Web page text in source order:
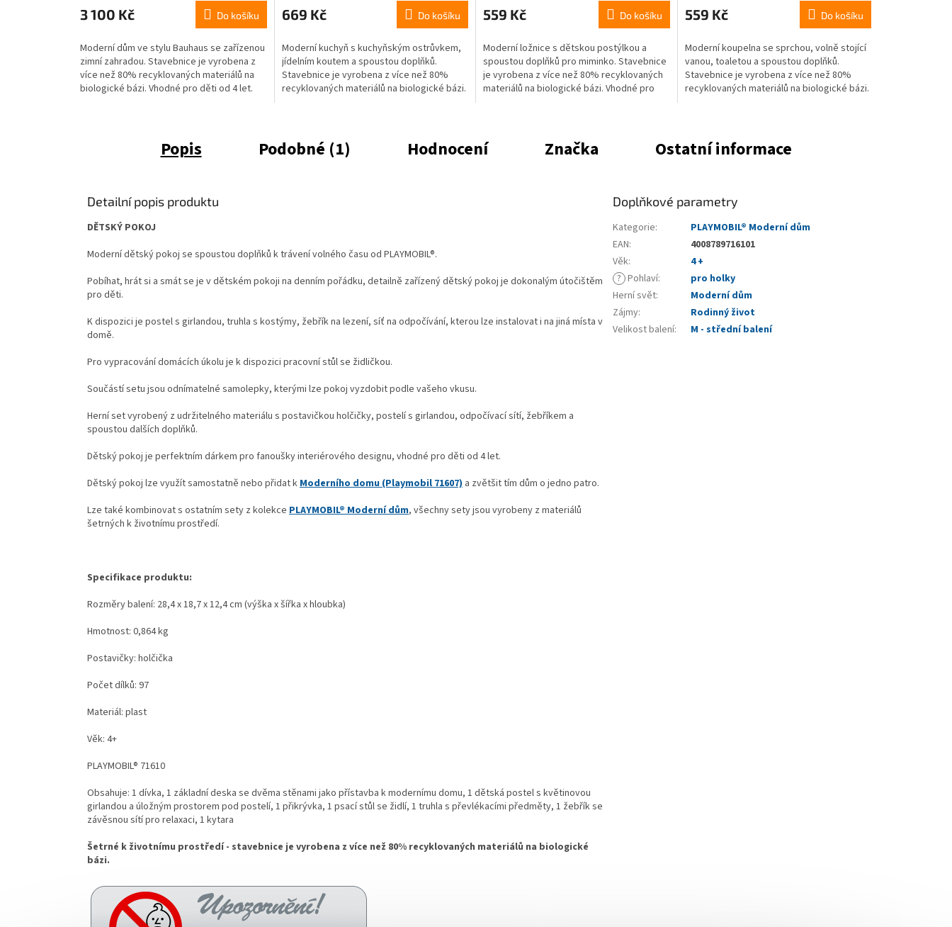
3 100 Kč Do košíku
Moderní dům ve stylu Bauhaus se zařízenou
zimní zahradou. Stavebnice je vyrobena z
více než 80% recyklovaných materiálů na
biologické bázi. Vhodné pro děti od 4 let.
669 Kč Do košíku
Moderní kuchyň s kuchyňským ostrůvkem,
jídelním koutem a spoustou doplňků.
Stavebnice je vyrobena z více než 80%
recyklovaných materiálů na biologické bázi.
559 Kč Do košíku
Moderní ložnice s dětskou postýlkou a
spoustou doplňků pro miminko. Stavebnice
je vyrobena z více než 80% recyklovaných
materiálů na biologické bázi. Vhodné pro
produktu
je
z
5
hvězdiček.
559 Kč Do košíku
Moderní koupelna se sprchou, volně stojící
vanou, toaletou a spoustou doplňků.
Stavebnice je vyrobena z více než 80%
recyklovaných materiálů na biologické bázi.
Popis Podobné (1) Hodnocení Značka Ostatní informace
Detailní popis produktu
DĚTSKÝ POKOJ
Moderní dětský pokoj se spoustou doplňků k trávení volného času od PLAYMOBIL®.
Pobíhat, hrát si a smát se je v dětském pokoji na denním pořádku, detailně zařízený dětský pokoj je dokonalým útočištěm
pro děti.
K dispozici je postel s girlandou, truhla s kostýmy, žebřík na lezení, síť na odpočívání, kterou lze instalovat i na jiná místa v
domě.
Pro vypracování domácích úkolu je k dispozici pracovní stůl se židličkou.
Součástí setu jsou odnímatelné samolepky, kterými lze pokoj vyzdobit podle vašeho vkusu.
Herní set vyrobený z udržitelného materiálu s postavičkou holčičky, postelí s girlandou, odpočívací sítí, žebříkem a
spoustou dalších doplňků.
Dětský pokoj je perfektním dárkem pro fanoušky interiérového designu, vhodné pro děti od 4 let.
Dětský pokoj lze využít samostatně nebo přidat kModerního domu (Playmobil 71607) a zvětšit tím dům o jedno patro.
Lze také kombinovat s ostatním sety z kolekce PLAYMOBIL® Moderní dům, všechny sety jsou vyrobeny z materiálů
šetrných k životnímu prostředí.
Specifikace produktu:
Rozměry balení: 28,4 x 18,7 x 12,4 cm (výška x šířka x hloubka)
Hmotnost: 0,864 kg
Postavičky: holčička
Počet dílků: 97
Materiál: plast
Věk: 4+
PLAYMOBIL® 71610
Obsahuje: 1 dívka, 1 základní deska se dvěma stěnami jako přístavba k modernímu domu, 1 dětská postel s květinovou
girlandou a úložným prostorem pod postelí, 1 přikrývka, 1 psací stůl se židlí, 1 truhla s převlékacími předměty, 1 žebřík se
závěsnou sítí pro relaxaci, 1 kytara
Šetrné k životnímu prostředí - stavebnice je vyrobena z více než 80% recyklovaných materiálů na biologické
bázi.
Doplňkové parametry
Kategorie:
PLAYMOBIL® Moderní dům
EAN:
4008789716101
Věk:
4 +
? Pohlaví:
pro holky
Herní svět:
Moderní dům
Zájmy:
Rodinný život
Velikost balení: M - střední balení